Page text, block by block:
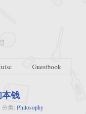
Guestbook
钱
分类: Philosophy